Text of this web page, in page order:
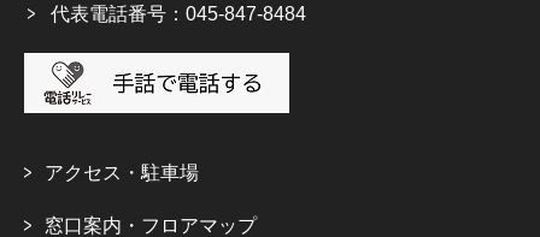
代表電話番号：045-847-8484
アクセス・駐車場
窓口案内・フロアマップ